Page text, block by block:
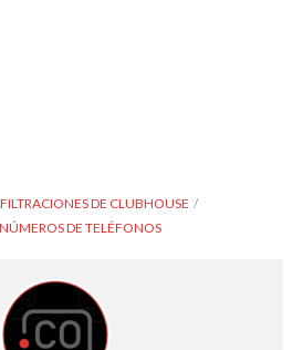
FILTRACIONES DE CLUBHOUSE
NÚMEROS DE TELÉFONOS